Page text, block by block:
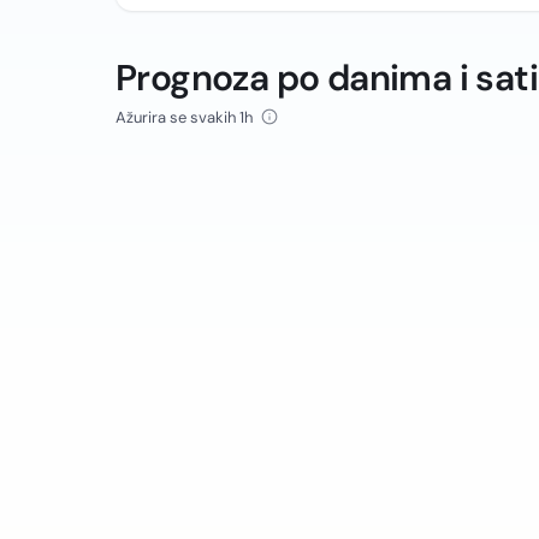
Prognoza po danima i
Ažurira se svakih 1h